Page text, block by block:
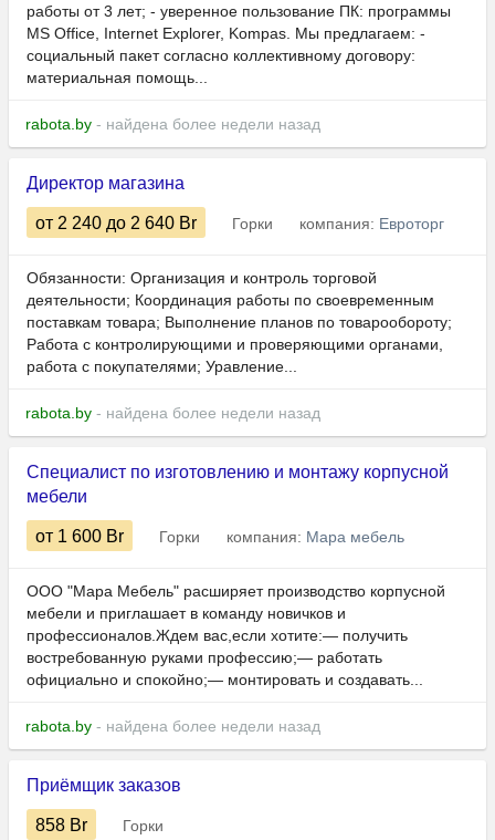
работы от 3 лет; - уверенное пользование ПК: программы
MS Office, Internet Explorer, Kompas. Мы предлагаем: -
социальный пакет согласно коллективному договору:
материальная помощь...
rabota.by - найдена более недели назад
Директор магазина
от 2 240 до 2 640 Br Горки компания: Евроторг
Обязанности: Организация и контроль торговой
деятельности; Координация работы по своевременным
поставкам товара; Выполнение планов по товарообороту;
Работа с контролирующими и проверяющими органами,
работа с покупателями; Уравление...
rabota.by - найдена более недели назад
Специалист по изготовлению и монтажу корпусной
мебели
от 1 600 Br Горки компания: Мара мебель
ООО "Мара Мебель" расширяет производство корпусной
мебели и приглашает в команду новичков и
профессионалов.Ждем вас,если хотите:— получить
востребованную руками профессию;— работать
официально и спокойно;— монтировать и создавать...
rabota.by - найдена более недели назад
Приёмщик заказов
858 Br
Горки